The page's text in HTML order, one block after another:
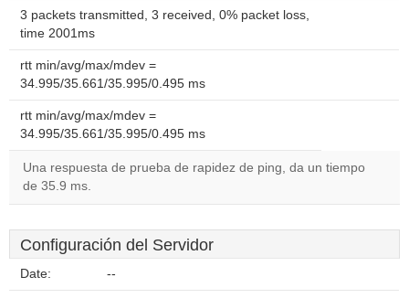
3 packets transmitted, 3 received, 0% packet loss,
time 2001ms
rtt min/avg/max/mdev =
34.995/35.661/35.995/0.495 ms
rtt min/avg/max/mdev =
34.995/35.661/35.995/0.495 ms
Una respuesta de prueba de rapidez de ping, da un tiempo
de 35.9 ms.
Configuración del Servidor
Date: --